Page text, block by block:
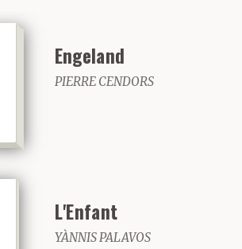
Engeland
PIERRE CENDORS
L'Enfant
YÀNNIS PALAVOS